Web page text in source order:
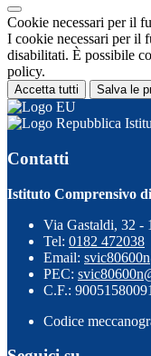
Cookie necessari per il
I cookie necessari per il
disabilitati. È possibile
policy.
Accetta tutti Salva le
Contatti
Istituto Comprensivo
Via Gastaldi, 32 -
Tel: 0182 472038
Email:
PEC:
C.F.: 90051580091
Codice